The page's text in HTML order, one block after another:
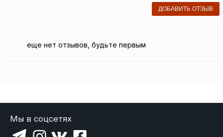
ДОБАВИТЬ ОТЗЫВ
еще нет отзывов, будьте первым
Мы в соцсетях